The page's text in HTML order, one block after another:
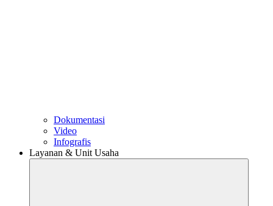
Dokumentasi
Video
Infografis
Layanan & Unit Usaha